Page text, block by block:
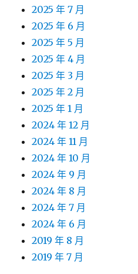
2025 年 7 月
2025 年 6 月
2025 年 5 月
2025 年 4 月
2025 年 3 月
2025 年 2 月
2025 年 1 月
2024 年 12 月
2024 年 11 月
2024 年 10 月
2024 年 9 月
2024 年 8 月
2024 年 7 月
2024 年 6 月
2019 年 8 月
2019 年 7 月